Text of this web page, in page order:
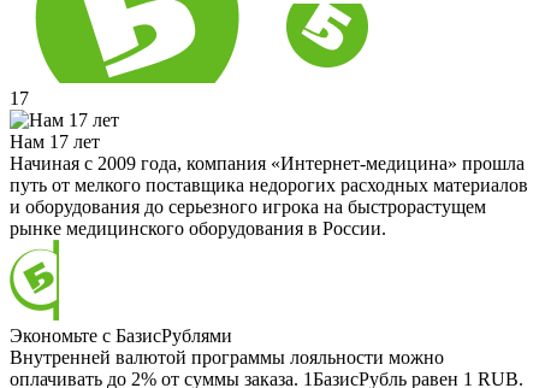
17
Нам 17 лет
Начиная с 2009 года, компания «Интернет-медицина» прошла
путь от мелкого поставщика недорогих расходных материалов
и оборудования до серьезного игрока на быстрорастущем
рынке медицинского оборудования в России.
Экономьте с БазисРублями
Внутренней валютой программы лояльности можно
оплачивать до 2% от суммы заказа. 1БазисРубль равен 1 RUB.